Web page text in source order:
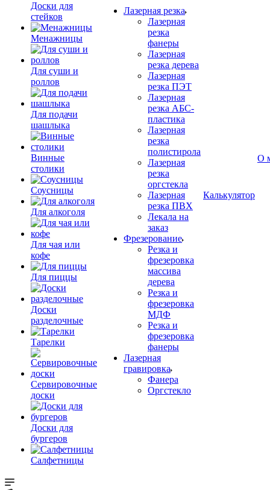
Доски для
стейков
Менажницы
Для суши и
роллов
Для подачи
шашлыка
Винные
столики
Соусницы
Для алкоголя
Для чая или
кофе
Для пиццы
Доски
разделочные
Тарелки
Сервировочные
доски
Доски для
бургеров
Салфетницы
Лазерная резка
Лазерная
резка
фанеры
Лазерная
резка дерева
Лазерная
резка ПЭТ
Лазерная
резка АБС-
пластика
Лазерная
резка
полистирола
Лазерная
резка
оргстекла
Лазерная
резка ПВХ
Лекала на
заказ
Фрезерование
Резка и
фрезеровка
массива
дерева
Резка и
фрезеровка
МДФ
Резка и
фрезеровка
фанеры
Лазерная
гравировка
Фанера
Орг­стек­ло
Калькулятор
О